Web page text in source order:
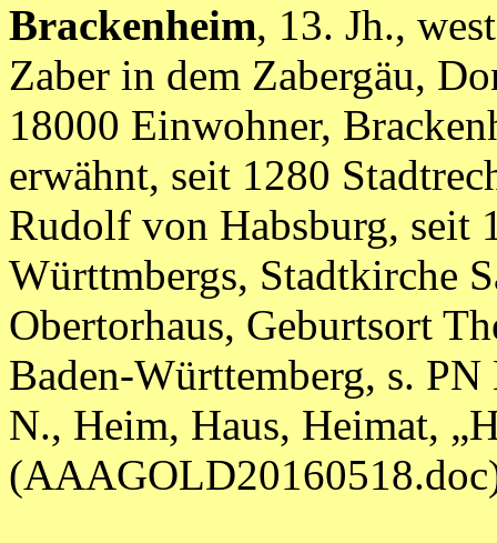
Brackenheim, 13. Jh.,
Zaber in dem Zabergäu,
18000 Einwohner,
erwähnt, seit 1280
Rudolf von Habsburg, seit
Württmbergs, Stadtkirche
Obertorhaus, Geburtsort
Baden-Württemberg, s.
N., Heim, Haus, Heimat,